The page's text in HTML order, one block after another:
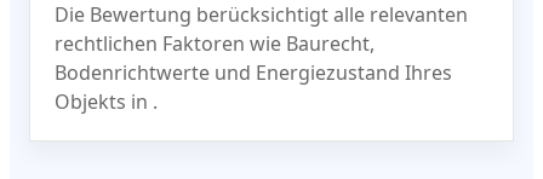
Die Bewertung berücksichtigt alle relevanten
rechtlichen Faktoren wie Baurecht,
Bodenrichtwerte und Energiezustand Ihres
Objekts in .